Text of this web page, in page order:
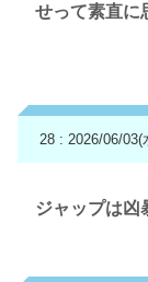
せって素直に
28 : 2026/06/03(
ジャップは凶